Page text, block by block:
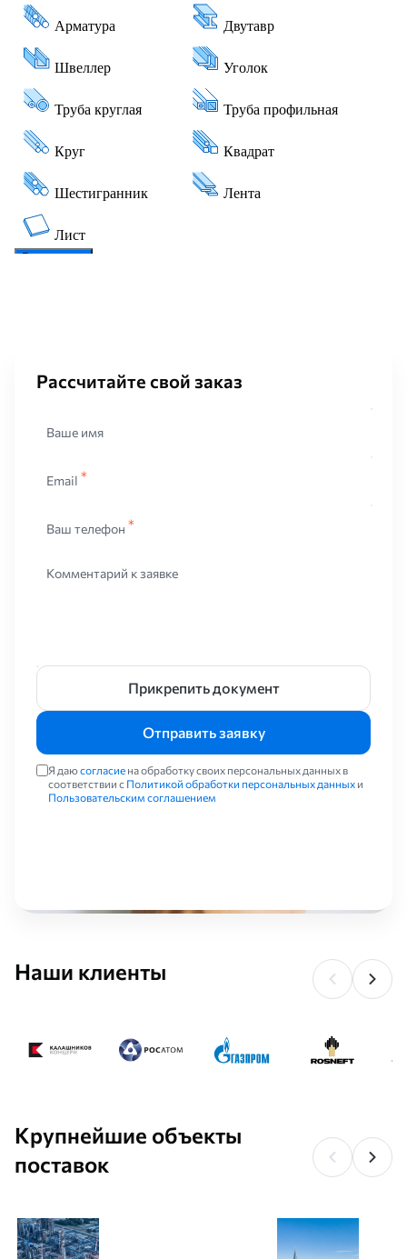
Рассчитайте свой заказ
Ваше имя
Email
Ваш телефон
Комментарий к заявке
Прикрепить документ
Отправить заявку
Я даюсогласие на обработку своих персональных данных в
соответствии с Политикой обработки персональных данных и
Пользовательским соглашением
Наши клиенты
Крупнейшие объекты
поставок